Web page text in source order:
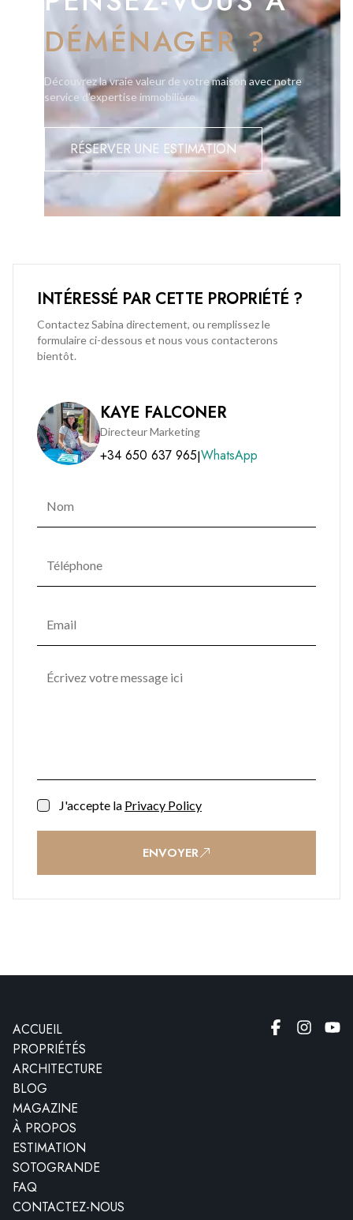
DÉMÉNAGER ?
Découvrez la vraie valeur de votre maison avec notre
service d'expertise immobilière.
RÉSERVER UNE ESTIMATION
INTÉRESSÉ PAR CETTE PROPRIÉTÉ ?
Contactez Sabina directement, ou remplissez le
formulaire ci-dessous et nous vous contacterons
bientôt.
KAYE FALCONER
Directeur Marketing
+34 650 637 965|WhatsApp
J'accepte la Privacy Policy
ENVOYER
ACCUEIL
PROPRIÉTÉS
ARCHITECTURE
BLOG
MAGAZINE
À PROPOS
ESTIMATION
SOTOGRANDE
FAQ
CONTACTEZ-NOUS